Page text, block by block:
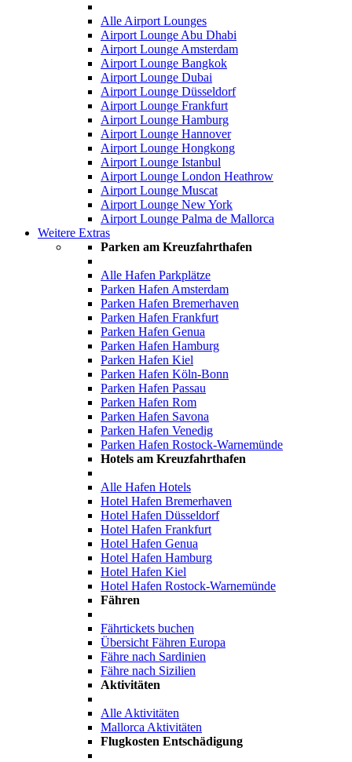
Alle Airport Lounges
Airport Lounge Abu Dhabi
Airport Lounge Amsterdam
Airport Lounge Bangkok
Airport Lounge Dubai
Airport Lounge Düsseldorf
Airport Lounge Frankfurt
Airport Lounge Hamburg
Airport Lounge Hannover
Airport Lounge Hongkong
Airport Lounge Istanbul
Airport Lounge London Heathrow
Airport Lounge Muscat
Airport Lounge New York
Airport Lounge Palma de Mallorca
Weitere Extras
Parken am Kreuzfahrthafen
Alle Hafen Parkplätze
Parken Hafen Amsterdam
Parken Hafen Bremerhaven
Parken Hafen Frankfurt
Parken Hafen Genua
Parken Hafen Hamburg
Parken Hafen Kiel
Parken Hafen Köln-Bonn
Parken Hafen Passau
Parken Hafen Rom
Parken Hafen Savona
Parken Hafen Venedig
Parken Hafen Rostock-Warnemünde
Hotels am Kreuzfahrthafen
Alle Hafen Hotels
Hotel Hafen Bremerhaven
Hotel Hafen Düsseldorf
Hotel Hafen Frankfurt
Hotel Hafen Genua
Hotel Hafen Hamburg
Hotel Hafen Kiel
Hotel Hafen Rostock-Warnemünde
Fähren
Fährtickets buchen
Übersicht Fähren Europa
Fähre nach Sardinien
Fähre nach Sizilien
Aktivitäten
Alle Aktivitäten
Mallorca Aktivitäten
Flugkosten Entschädigung